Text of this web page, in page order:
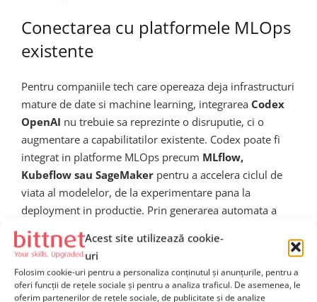
Acest site utilizează cookie-
uri
Folosim cookie-uri pentru a personaliza conținutul și anunțurile, pentru a
oferi funcții de rețele sociale și pentru a analiza traficul. De asemenea, le
oferim partenerilor de rețele sociale, de publicitate și de analize
Conectarea cu platformele MLOps
existente
Pentru companiile tech care opereaza deja infrastructuri
mature de date si machine learning, integrarea Codex
OpenAI nu trebuie sa reprezinte o disruputie, ci o
augmentare a capabilitatilor existente. Codex poate fi
integrat in platforme MLOps precum MLflow,
Kubeflow sau SageMaker pentru a accelera ciclul de
viata al modelelor, de la experimentare pana la
deployment in productie. Prin generarea automata a
codului de tracking al experimentelor, a configuratiilor
de hiperparametri si a scripturilor de deployment,
Codex reduce semnificativ overhead-ul operational
asociat cu managementul modelelor de machine
learning la scara. Mai mult, Codex poate ajuta la